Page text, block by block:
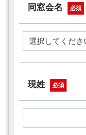
同窓会名 必須
現姓 必須